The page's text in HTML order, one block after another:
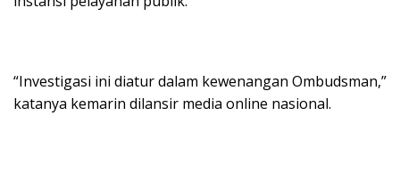
“Investigasi ini diatur dalam kewenangan Ombudsman,”
katanya kemarin dilansir media online nasional.